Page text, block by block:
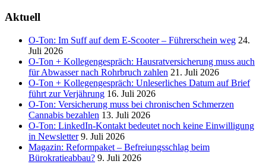
Aktuell
O-Ton: Im Suff auf dem E-Scooter – Führerschein weg 24.
Juli 2026
O-Ton + Kollegengespräch: Hausratversicherung muss auch
für Abwasser nach Rohrbruch zahlen 21. Juli 2026
O-Ton + Kollegengespräch: Unleserliches Datum auf Brief
führt zur Verjährung 16. Juli 2026
O-Ton: Versicherung muss bei chronischen Schmerzen
Cannabis bezahlen 13. Juli 2026
O-Ton: LinkedIn-Kontakt bedeutet noch keine Einwilligung
in Newsletter 9. Juli 2026
Magazin: Reformpaket – Befreiungsschlag beim
Bürokratieabbau? 9. Juli 2026